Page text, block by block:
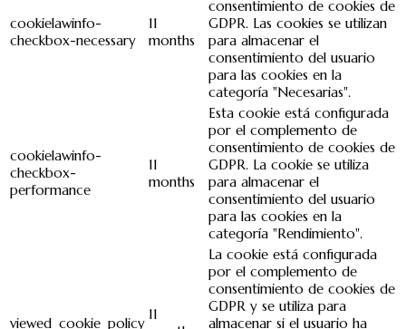
cookielawinfo-
checkbox-necessary
11
months
consentimiento de cookies de
GDPR. Las cookies se utilizan
para almacenar el
consentimiento del usuario
para las cookies en la
categoría "Necesarias".
cookielawinfo-
checkbox-
performance
11
months
Esta cookie está configurada
por el complemento de
consentimiento de cookies de
GDPR. La cookie se utiliza
para almacenar el
consentimiento del usuario
para las cookies en la
categoría "Rendimiento".
viewed_cookie_policy
11
La cookie está configurada
por el complemento de
consentimiento de cookies de
GDPR y se utiliza para
almacenar si el usuario ha